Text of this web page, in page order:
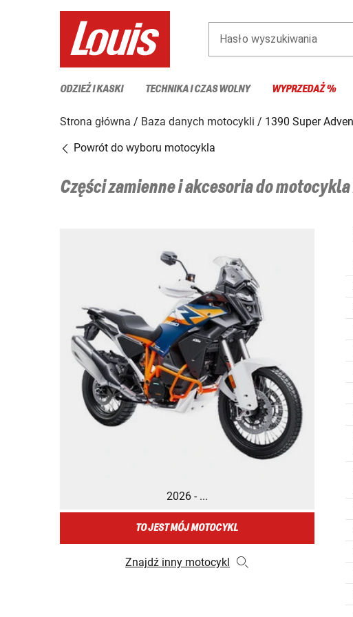
Hasło wyszukiwania
ODZIEŻ I KASKI TECHNIKA I CZAS WOLNY WYPRZEDAŻ %
Strona główna Baza danych motocykli
1390 Super
Powrót do wyboru motocykla
Części zamienne i akcesoria do motocykla
2026 - ...
TO JEST MÓJ MOTOCYKL
Znajdź inny motocykl